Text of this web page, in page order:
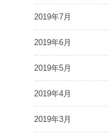
2019年7月
2019年6月
2019年5月
2019年4月
2019年3月